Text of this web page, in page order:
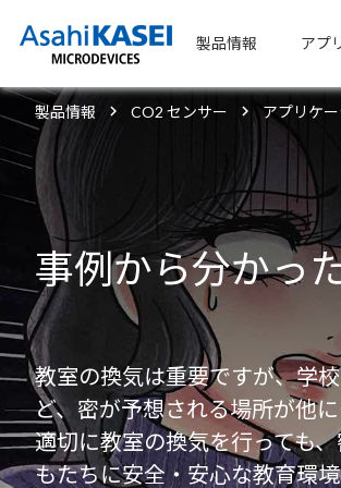
製品情報 アプ
製品情報 CO2 センサー アプリケ
事例から分かっ
教室の換気は重要ですが、学
ど、密が予想される場所が他に
適切に教室の換気を行っても
もたちに安全・安心な教育環